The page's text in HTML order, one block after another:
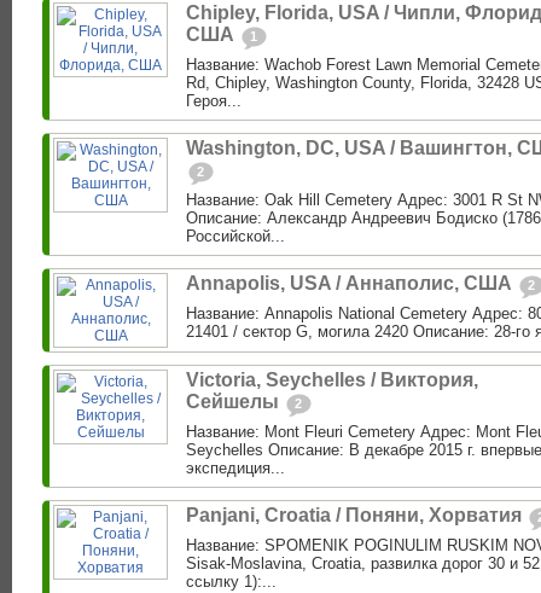
Chipley, Florida, USA / Чипли,
США
1
Название: Wachob Forest Lawn Memorial
Rd, Chipley, Washington County, Florida, 32428
Героя...
Washington, DC, USA / Вашингтон,
2
Название: Oak Hill Cemetery Адрес: 3001 R St
Описание: Александр Андреевич Бодиско
Российской...
Annapolis, USA / Аннаполис, США 2
Название: Annapolis National Cemetery Адрес:
21401 / сектор G, могила 2420 Описание: 28-
Victoria, Seychelles / Виктория,
Сейшелы
2
Название: Mont Fleuri Cemetery Адрес: Mont
Seychelles Описание: В декабре 2015 г.
экспедиция...
Panjani, Croatia / Поняни, Хорватия
Название: SPOMENIK POGINULIM RUSKIM
Sisak-Moslavina, Croatia, развилка дорог 30 и
ссылку 1):...